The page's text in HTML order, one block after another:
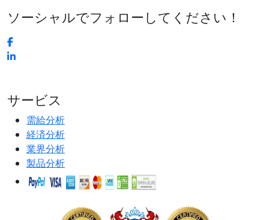
ソーシャルでフォローしてください！
サービス
需給分析
経済分析
業界分析
製品分析